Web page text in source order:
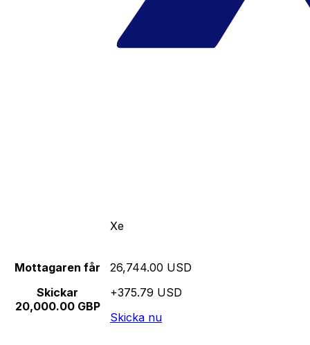
Xe
Mottagaren får
Skickar
20,000.00 GBP
26,744.00 USD
+375.79 USD
Skicka nu